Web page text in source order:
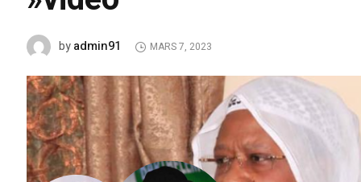
byadmin91 MARS 7, 2023